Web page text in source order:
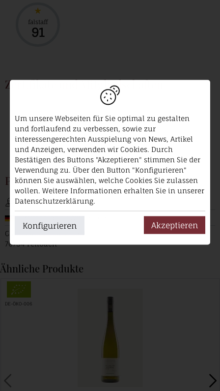
falstaff
91
Zertifikate und Mitgliedschaften
Produzent
Heid
Deutschland / Württemberg
Cannstatter Straße 13/2
70734 Fellbach
Ähnliche Produkte
DE-ÖKO-006
Um unsere Webseiten für Sie optimal zu gestalten
und fortlaufend zu verbessen, sowie zur
interessengerechten Ausspielung von News, Artikel
und Anzeigen, verwenden wir Cookies. Durch
Bestätigen des Buttons "Akzeptieren" stimmen Sie der
Verwendung zu. Über den Button "Konfigurieren"
können Sie auswählen, welche Cookies Sie zulassen
wollen. Weitere Informationen erhalten Sie in unserer
Datenschutzerklärung.
Konfigurieren Akzeptieren